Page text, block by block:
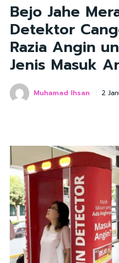
Bejo Jahe
Detektor
Razia Angin
Jenis Masuk
Muhamad Ihsan 2